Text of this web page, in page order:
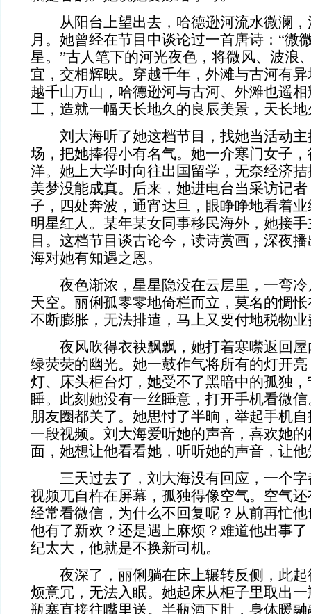
从阳台上望出去，哈德逊河流水微澜，
月。她曾经在节目中谈论过一首唐诗：“微
星。”古人笔下的河光夜色，将微风、波浪
宜，交相辉映。穿越千年，外滩与古河有
越千山万山，哈德逊河与古河、外滩也遥
工，造就一幅天长地久的良辰美景，天长
刘大海听了她这档节目，找她当活动主
场，把她捧得小有名气。她一介寒门女子
洋。她上大学时向往出国留学，无奈经济
美梦没能成真。后来，她进电台当采访记
子，四处奔波，通宵达旦，眼睁睁地看着
明星红人。某年某女同事移民海外，她接手
目。这档节目谈古论今，读诗赏画，深夜
海对她有知遇之恩。
夜色渐浓，星星隐没在云层里，一弯冷
天空。丽俐孤零零地倚栏而立，莫名的惆
不断膨胀，无法排遣，马上又要付地税物业
夜风吹得衣袂飘飘，她打着寒噤返回屋
绿荧荧的幽光。她一鼓作气将所有的灯开
灯、床头柜台灯，她受不了黑暗中的孤独
睡。此刻她没有一丝睡意，打开手机看微
朋友圈都关了。她思忖了半晌，举起手机
一段视频。刘大海爱听她的声音，喜欢她
面，她想让他看看她，听听她的声音，让
三天过去了，刘大海没有回应，一个字
视频兀自杵在屏幕，孤独得像空气。空气
经常看微信，为什么不回复呢？从前再忙
他有了新欢？还是遇上麻烦？难道他出事
纪太大，他就是不换新司机。
夜深了，丽俐躺在床上辗转反侧，此起
烦意冗，无法入眠。她起床从柜子里取出
瓶塞直接往嘴里送。半瓶酒下肚，身体暖